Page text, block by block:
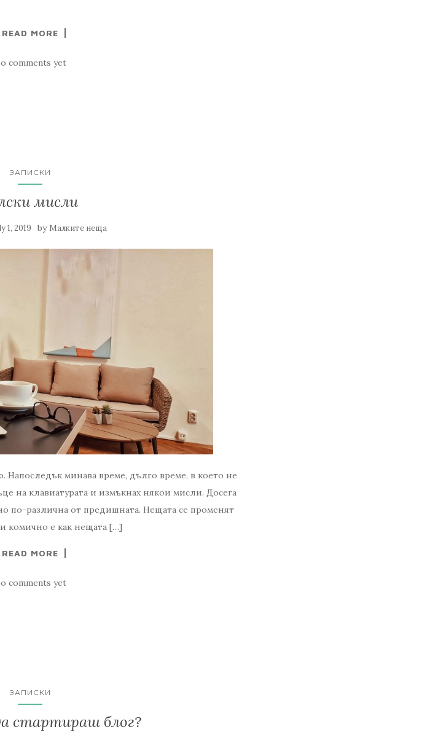
READ MORE
comments yet
ЗАПИСКИ
мисли
1, 2019 by Малките неща
минава време, дълго време, в което не
на клавиатурата и измъкнах някои мисли. Досега
по-различна от предишната. Нещата се променят
комично е как нещата […]
READ MORE
comments yet
ЗАПИСКИ
стартираш блог?